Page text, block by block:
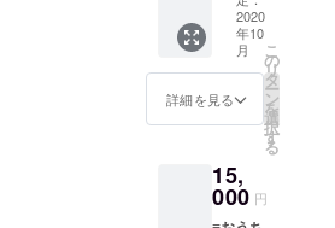
円】×１
１枚綴
りチ
ケット
×２セッ
ト ※１
度のご
は、１
会計で
１枚の
2020
年10
月
詳細を見る
こ
の
リ
タ
ー
ン
を
選
択
す
る
15,
000 円